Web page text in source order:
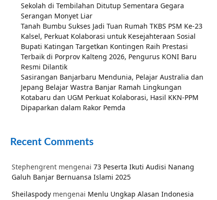
Sekolah di Tembilahan Ditutup Sementara Gegara
Serangan Monyet Liar
Tanah Bumbu Sukses Jadi Tuan Rumah TKBS PSM Ke-23
Kalsel, Perkuat Kolaborasi untuk Kesejahteraan Sosial
Bupati Katingan Targetkan Kontingen Raih Prestasi
Terbaik di Porprov Kalteng 2026, Pengurus KONI Baru
Resmi Dilantik
Sasirangan Banjarbaru Mendunia, Pelajar Australia dan
Jepang Belajar Wastra Banjar Ramah Lingkungan
Kotabaru dan UGM Perkuat Kolaborasi, Hasil KKN-PPM
Dipaparkan dalam Rakor Pemda
Recent Comments
Stephengrent mengenai 73 Peserta Ikuti Audisi Nanang
Galuh Banjar Bernuansa Islami 2025
Sheilaspody mengenai Menlu Ungkap Alasan Indonesia